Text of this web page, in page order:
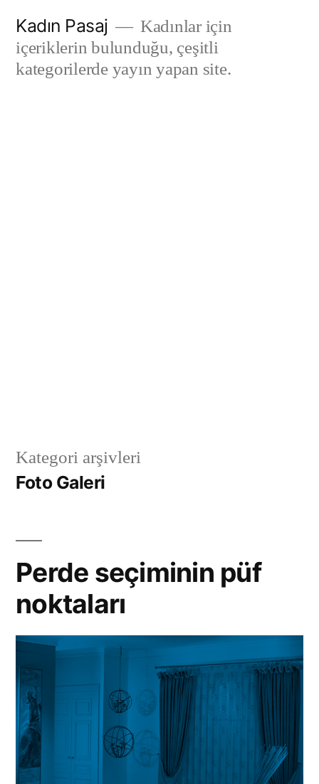
geç
Kadın Pasaj
Kadınlar için
içeriklerin bulunduğu, çeşitli
kategorilerde yayın yapan site.
Kategori arşivleri
Foto Galeri
Perde seçiminin püf
noktaları